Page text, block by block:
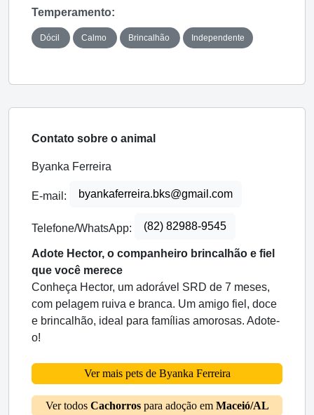
Temperamento:
Dócil Calmo Brincalhão Independente
Contato sobre o animal
Byanka Ferreira
E-mail: byankaferreira.bks@gmail.com
Telefone/WhatsApp: (82) 82988-9545
Adote Hector, o companheiro brincalhão e fiel
que você merece
Conheça Hector, um adorável SRD de 7 meses,
com pelagem ruiva e branca. Um amigo fiel, doce
e brincalhão, ideal para famílias amorosas. Adote-
o!
Ver mais pets de Byanka Ferreira
Ver todos Cachorrospara adoção em Maceió/AL